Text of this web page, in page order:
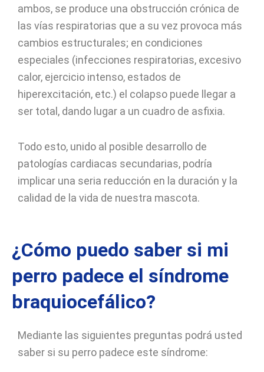
ambos, se produce una obstrucción crónica de
las vías respiratorias que a su vez provoca más
cambios estructurales; en condiciones
especiales (infecciones respiratorias, excesivo
calor, ejercicio intenso, estados de
hiperexcitación, etc.) el colapso puede llegar a
ser total, dando lugar a un cuadro de asfixia.
Todo esto, unido al posible desarrollo de
patologías cardiacas secundarias, podría
implicar una seria reducción en la duración y la
calidad de la vida de nuestra mascota.
¿Cómo puedo saber si mi
perro padece el síndrome
braquiocefálico?
Mediante las siguientes preguntas podrá usted
saber si su perro padece este síndrome: